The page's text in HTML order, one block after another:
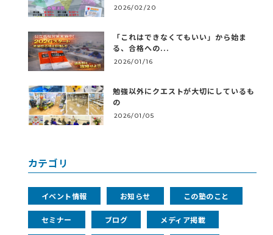
2026/02/20
「これはできなくてもいい」から始ま
る、合格への...
2026/01/16
勉強以外にクエストが大切にしているも
の
2026/01/05
カテゴリ
イベント情報 お知らせ この塾のこと
セミナー ブログ メディア掲載